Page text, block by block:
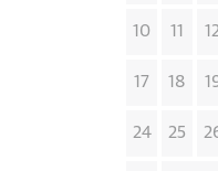
10 11
17 18
24 25